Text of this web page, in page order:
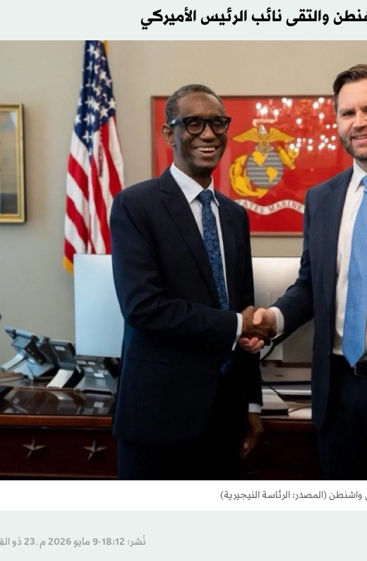
والتقى نائب الرئيس الأميركي
(المصدر: الرئاسة النيجيرية)
نُشر: 18:12-9 مايو 2026 م ـ 23 ذو القِعدة 1447 هـ